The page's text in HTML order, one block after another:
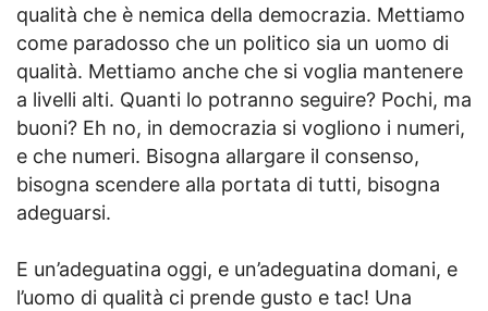
qualità che è nemica della democrazia. Mettiamo
come paradosso che un politico sia un uomo di
qualità. Mettiamo anche che si voglia mantenere
a livelli alti. Quanti lo potranno seguire? Pochi, ma
buoni? Eh no, in democrazia si vogliono i numeri,
e che numeri. Bisogna allargare il consenso,
bisogna scendere alla portata di tutti, bisogna
adeguarsi.
E un’adeguatina oggi, e un’adeguatina domani, e
l’uomo di qualità ci prende gusto e tac! Una